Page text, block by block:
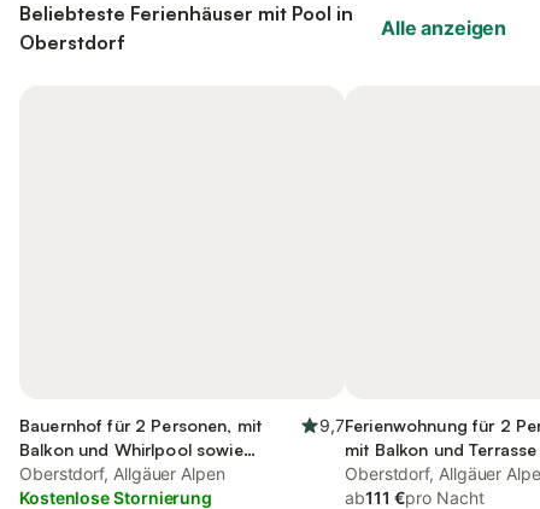
Beliebteste Ferienhäuser mit Pool in
Oberstdorf
Alle anzeigen
Bauernhof für 2 Personen, mit
Balkon und Whirlpool sowie
Garten und Pool
9,7
Oberstdorf, Allgäuer Alpen
Kostenlose Stornierung
Ferienwohnung für 2
mit Balkon und
Garten und Ausblick
Oberstdorf, Allgäuer
ab111 €pro Nacht